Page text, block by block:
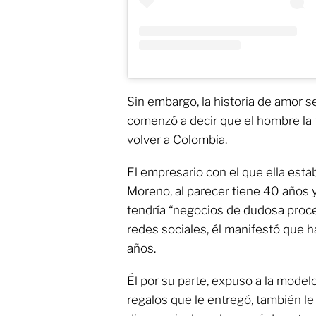
Sin embargo, la historia de amor
comenzó a decir que el hombre
volver a Colombia.
El empresario con el que ella
Moreno, al parecer tiene 40 años
tendría “negocios de dudosa
redes sociales, él manifestó que
años.
Él por su parte, expuso a la
regalos que le entregó, también